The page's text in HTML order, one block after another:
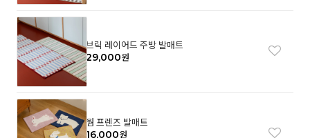
브릭 레이어드 주방 발매트
29,000원
웜 프렌즈 발매트
16,000원